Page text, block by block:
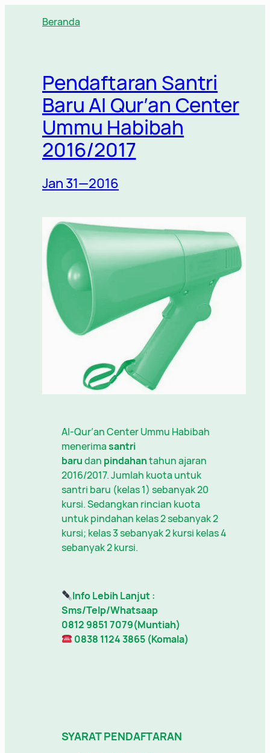
Beranda
Pendaftaran Santri
Baru Al Qur’an Center
Ummu Habibah
2016/2017
Jan 31—2016
Al-Qur’an Center Ummu Habibah
menerimasantri
barudan pindahantahun ajaran
2016/2017. Jumlah kuota untuk
santri baru (kelas 1) sebanyak 20
kursi. Sedangkan rincian kuota
untuk pindahan kelas 2 sebanyak 2
kursi; kelas 3 sebanyak 2 kursi kelas 4
sebanyak 2 kursi.
Info Lebih Lanjut :
Sms/Telp/Whatsaap
0812 9851 7079(Muntiah)
0838 1124 3865 (Komala)
SYARAT PENDAFTARAN